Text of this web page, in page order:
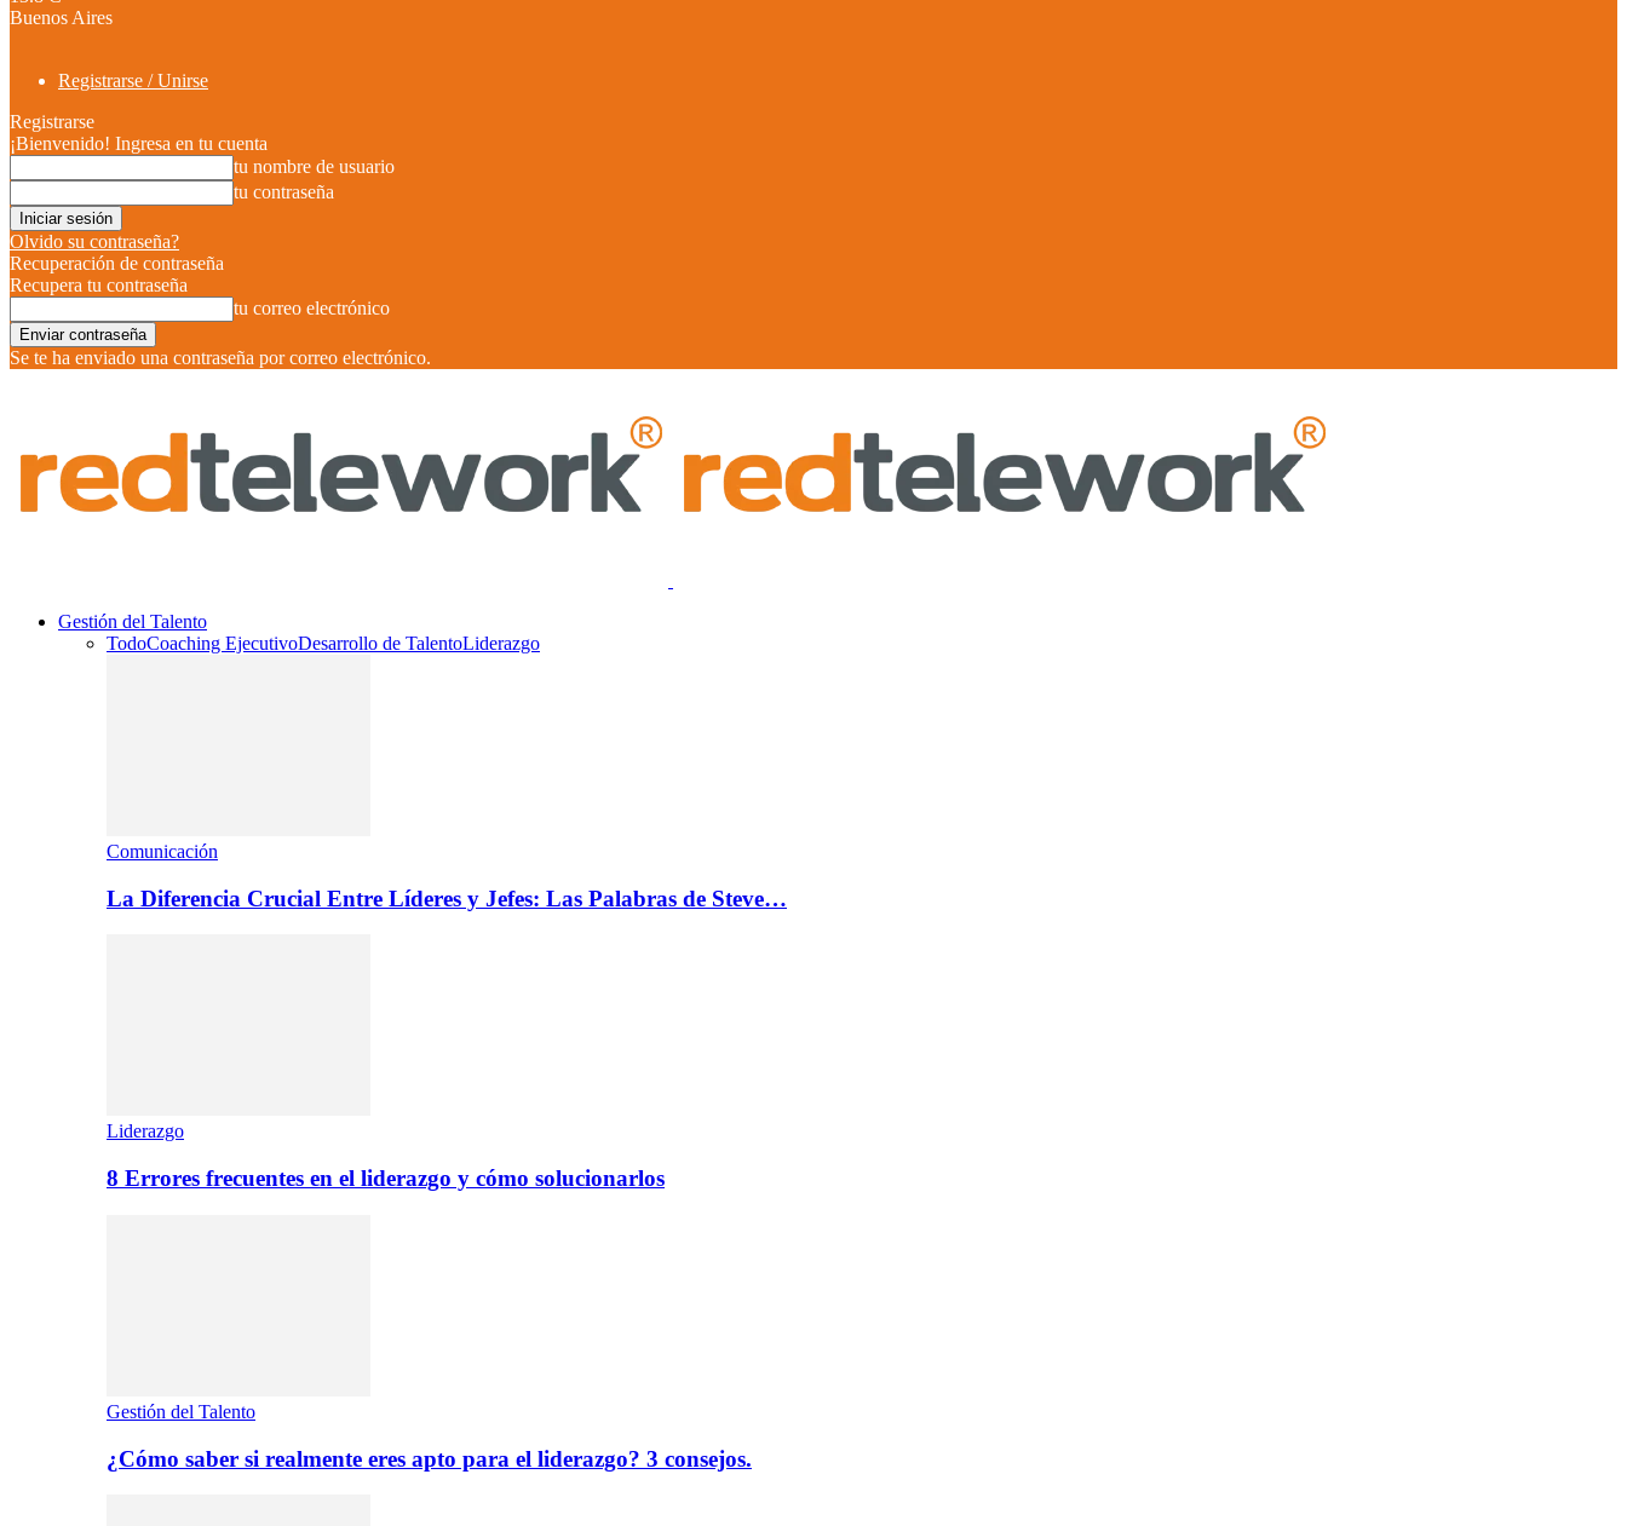
Buenos Aires
Registrarse / Unirse
Registrarse
¡Bienvenido! Ingresa en tu cuenta
tu nombre de usuario
tu contraseña
Olvido su contraseña?
Recuperación de contraseña
Recupera tu contraseña
tu correo electrónico
Se te ha enviado una contraseña por correo electrónico.
Gestión del Talento
TodoCoaching EjecutivoDesarrollo de TalentoLiderazgo
Comunicación
La Diferencia Crucial Entre Líderes y Jefes: Las Palabras de Steve…
Liderazgo
8 Errores frecuentes en el liderazgo y cómo solucionarlos
Gestión del Talento
¿Cómo saber si realmente eres apto para el liderazgo? 3 consejos.